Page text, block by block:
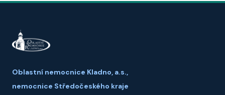
Oblastní nemocnice Kladno, a.s.,
nemocnice Středočeského kraje